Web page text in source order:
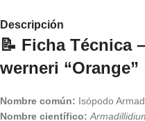
Descripción
📝 Ficha Técnica
werneri “Orange”
Nombre común: Isópodo
Nombre científico: